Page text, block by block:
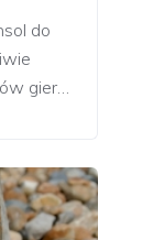
do
gier…